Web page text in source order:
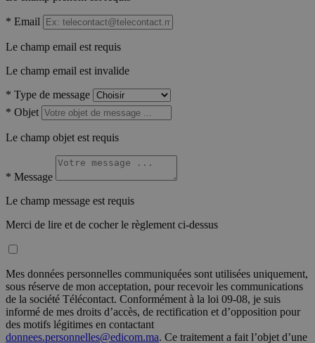
* Email
Le champ email est requis
Le champ email est invalide
* Type de message
* Objet
Le champ objet est requis
* Message
Le champ message est requis
Merci de lire et de cocher le règlement ci-dessus
Mes données personnelles communiquées sont utilisées uniquement,
sous réserve de mon acceptation, pour recevoir les communications
de la société Télécontact. Conformément à la loi 09-08, je suis
informé de mes droits d’accès, de rectification et d’opposition pour
des motifs légitimes en contactant
donnees.personnelles@edicom.ma. Ce traitement a fait l’objet d’une